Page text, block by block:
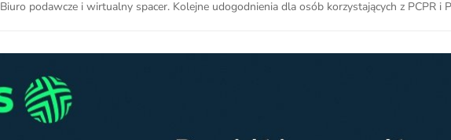
Biuro podawcze i wirtualny spacer. Kolejne udogodnienia dla osób korzystających z PCPR i